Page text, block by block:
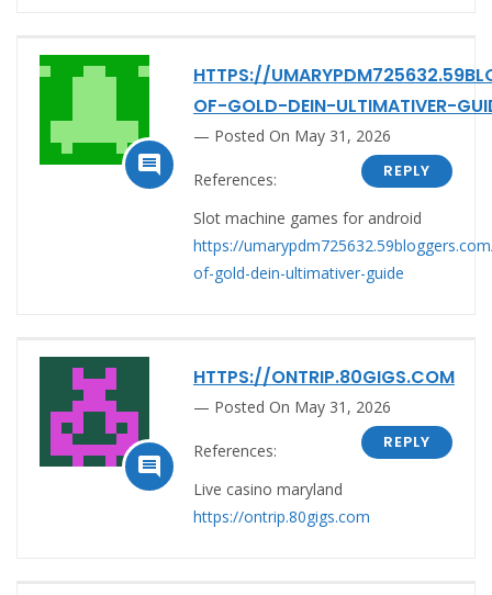

HTTPS://
OF-GOLD-DEIN-ULTIMATIVER-
Posted On May 31, 2026
REPLY
References:
Slot machine games for android
https://
of-gold-dein-ultimativer-guide

HTTPS://ONTRIP.80GIGS.COM
Posted On May 31, 2026
REPLY
References:
Live casino maryland
https://ontrip.80gigs.com